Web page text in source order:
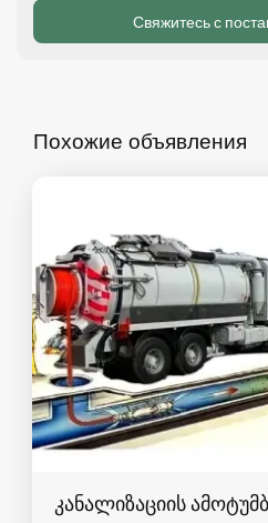
Похожие объявления
კანალიზაციის